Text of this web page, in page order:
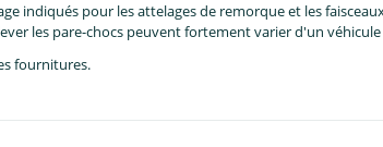
indiqués pour les attelages de remorque et les
les pare-chocs peuvent fortement varier d'un
fournitures.